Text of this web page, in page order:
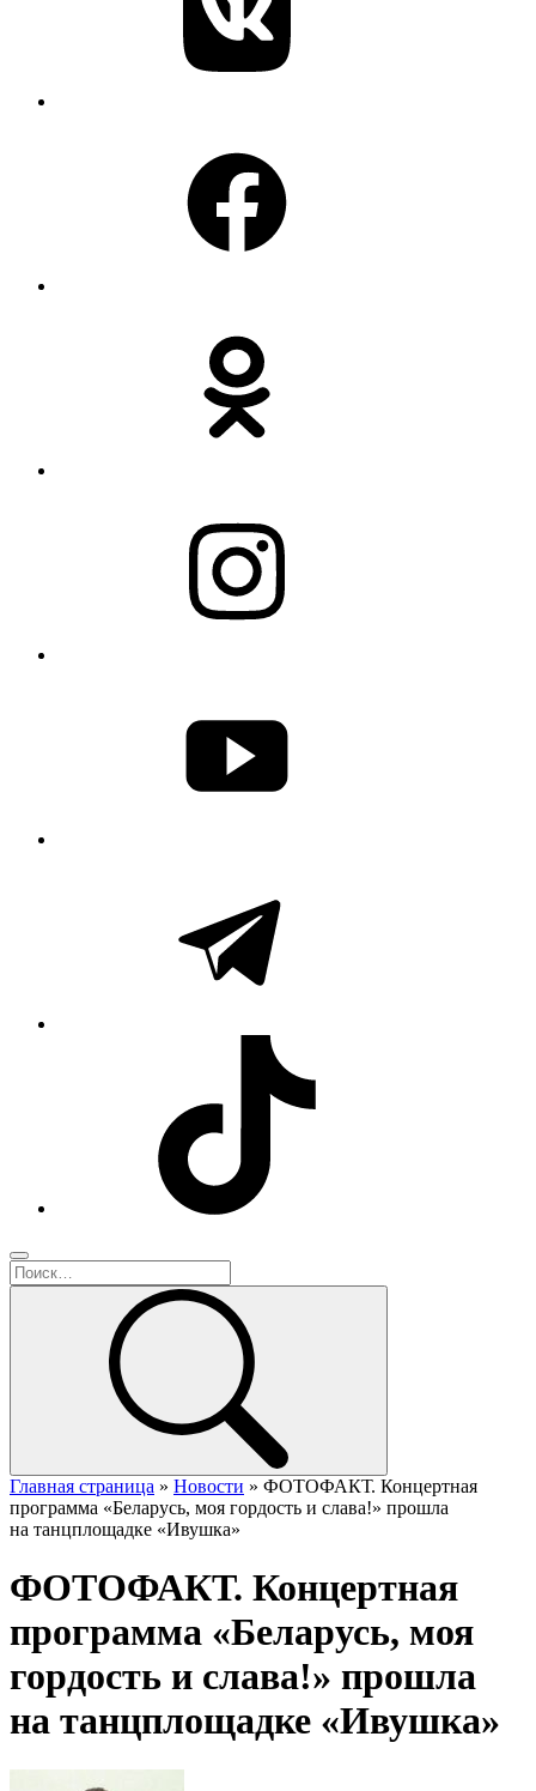
Главная страница » Новости » ФОТОФАКТ. Концертная
программа «Беларусь, моя гордость и слава!» прошла
на танцплощадке «Ивушка»
ФОТОФАКТ. Концертная
программа «Беларусь, моя
гордость и слава!» прошла
на танцплощадке «Ивушка»